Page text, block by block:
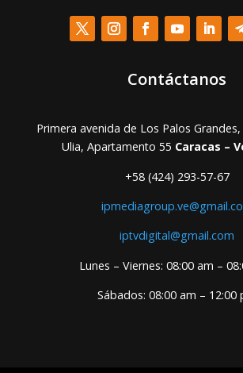
Contáctanos
Primera avenida de Los Palos
Ulia, Apartamento 55 Caracas –
+58 (424) 293-57-67
iptvdigital@gmail.com
Lunes – Viernes: 08:00 am –
Sábados: 08:00 am – 12:00